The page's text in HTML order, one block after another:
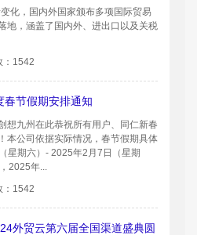
化，国内外国家颁布多项国际贸易
地，涵盖了国内外、进出口以及关税
：1542
节假期安排通知
想九州在此恭祝所有用户、同仁新春
本公司依据实际情况，春节假期具体
星期六）- 2025年2月7日（星期
2025年...
：1542
外贸云第六届全国渠道盛典圆